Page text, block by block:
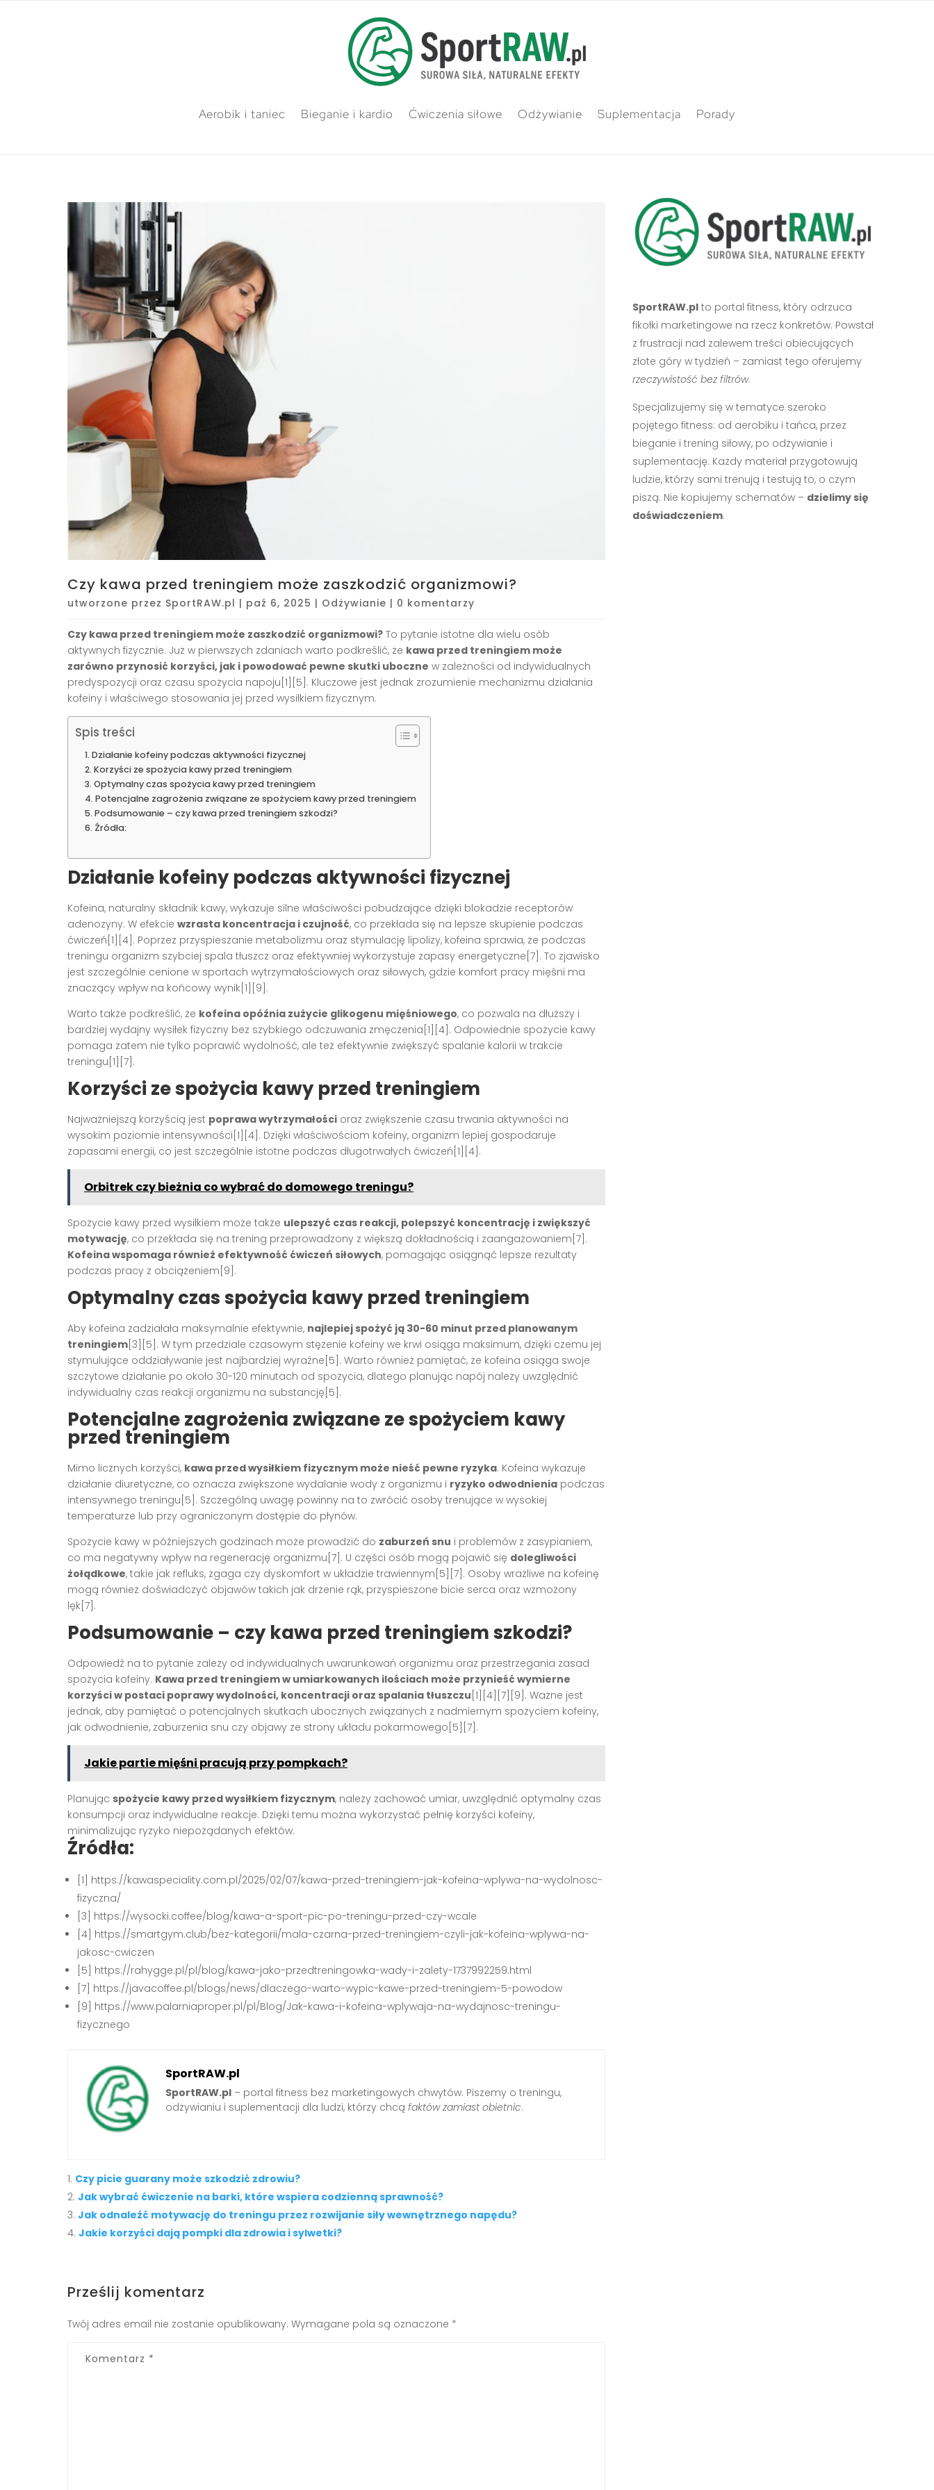
Aerobik i taniec Bieganie i kardio Ćwiczenia siłowe Odżywianie Suplementacja Porady
Czy kawa przed treningiem może zaszkodzić organizmowi?
utworzone przez SportRAW.pl | paź 6, 2025 | Odżywianie | 0 komentarzy
Czy kawa przed treningiem może zaszkodzić organizmowi? To pytanie istotne dla wielu osób
aktywnych fizycznie. Już w pierwszych zdaniach warto podkreślić, że kawa przed treningiem może
zarówno przynosić korzyści, jak i powodować pewne skutki uboczne w zależności od indywidualnych
predyspozycji oraz czasu spożycia napoju[1][5]. Kluczowe jest jednak zrozumienie mechanizmu działania
kofeiny i właściwego stosowania jej przed wysiłkiem fizycznym.
Spis treści
Działanie kofeiny podczas aktywności fizycznej
Korzyści ze spożycia kawy przed treningiem
Optymalny czas spożycia kawy przed treningiem
Potencjalne zagrożenia związane ze spożyciem kawy przed treningiem
Podsumowanie – czy kawa przed treningiem szkodzi?
Źródła:
Działanie kofeiny podczas aktywności fizycznej
Kofeina, naturalny składnik kawy, wykazuje silne właściwości pobudzające dzięki blokadzie receptorów
adenozyny. W efekcie wzrasta koncentracja i czujność, co przekłada się na lepsze skupienie podczas
ćwiczeń[1][4]. Poprzez przyspieszanie metabolizmu oraz stymulację lipolizy, kofeina sprawia, że podczas
treningu organizm szybciej spala tłuszcz oraz efektywniej wykorzystuje zapasy energetyczne[7]. To zjawisko
jest szczególnie cenione w sportach wytrzymałościowych oraz siłowych, gdzie komfort pracy mięśni ma
znaczący wpływ na końcowy wynik[1][9].
Warto także podkreślić, że kofeina opóźnia zużycie glikogenu mięśniowego, co pozwala na dłuższy i
bardziej wydajny wysiłek fizyczny bez szybkiego odczuwania zmęczenia[1][4]. Odpowiednie spożycie kawy
pomaga zatem nie tylko poprawić wydolność, ale też efektywnie zwiększyć spalanie kalorii w trakcie
treningu[1][7].
Korzyści ze spożycia kawy przed treningiem
Najważniejszą korzyścią jest poprawa wytrzymałości oraz zwiększenie czasu trwania aktywności na
wysokim poziomie intensywności[1][4]. Dzięki właściwościom kofeiny, organizm lepiej gospodaruje
zapasami energii, co jest szczególnie istotne podczas długotrwałych ćwiczeń[1][4].
Orbitrek czy bieżnia co wybrać do domowego treningu?
Spożycie kawy przed wysiłkiem może także ulepszyć czas reakcji, polepszyć koncentrację i zwiększyć
motywację, co przekłada się na trening przeprowadzony z większą dokładnością i zaangażowaniem[7].
Kofeina wspomaga również efektywność ćwiczeń siłowych, pomagając osiągnąć lepsze rezultaty
podczas pracy z obciążeniem[9].
Optymalny czas spożycia kawy przed treningiem
Aby kofeina zadziałała maksymalnie efektywnie, najlepiej spożyć ją 30-60 minut przed planowanym
treningiem [3][5]. W tym przedziale czasowym stężenie kofeiny we krwi osiąga maksimum, dzięki czemu jej
stymulujące oddziaływanie jest najbardziej wyraźne[5]. Warto również pamiętać, że kofeina osiąga swoje
szczytowe działanie po około 30-120 minutach od spożycia, dlatego planując napój należy uwzględnić
indywidualny czas reakcji organizmu na substancję[5].
Potencjalne zagrożenia związane ze spożyciem kawy
przed treningiem
Mimo licznych korzyści, kawa przed wysiłkiem fizycznym może nieść pewne ryzyka. Kofeina wykazuje
działanie diuretyczne, co oznacza zwiększone wydalanie wody z organizmu i ryzyko odwodnienia podczas
intensywnego treningu[5]. Szczególną uwagę powinny na to zwrócić osoby trenujące w wysokiej
temperaturze lub przy ograniczonym dostępie do płynów.
Spożycie kawy w późniejszych godzinach może prowadzić do zaburzeń snu i problemów z zasypianiem,
co ma negatywny wpływ na regenerację organizmu[7]. U części osób mogą pojawić się dolegliwości
żołądkowe, takie jak refluks, zgaga czy dyskomfort w układzie trawiennym[5][7]. Osoby wrażliwe na kofeinę
mogą również doświadczyć objawów takich jak drżenie rąk, przyspieszone bicie serca oraz wzmożony
lęk[7].
Podsumowanie – czy kawa przed treningiem szkodzi?
Odpowiedź na to pytanie zależy od indywidualnych uwarunkowań organizmu oraz przestrzegania zasad
spożycia kofeiny. Kawa przed treningiem w umiarkowanych ilościach może przynieść wymierne
korzyści w postaci poprawy wydolności, koncentracji oraz spalania tłuszczu [1][4][7][9]. Ważne jest
jednak, aby pamiętać o potencjalnych skutkach ubocznych związanych z nadmiernym spożyciem kofeiny,
jak odwodnienie, zaburzenia snu czy objawy ze strony układu pokarmowego[5][7].
Jakie partie mięśni pracują przy pompkach?
Planując spożycie kawy przed wysiłkiem fizycznym, należy zachować umiar, uwzględnić optymalny czas
konsumpcji oraz indywidualne reakcje. Dzięki temu można wykorzystać pełnię korzyści kofeiny,
minimalizując ryzyko niepożądanych efektów.
Źródła:
[1] https://kawaspeciality.com.pl/2025/02/07/kawa-przed-treningiem-jak-kofeina-wplywa-na-wydolnosc-
fizyczna/
[3] https://wysocki.coffee/blog/kawa-a-sport-pic-po-treningu-przed-czy-wcale
[4] https://smartgym.club/bez-kategorii/mala-czarna-przed-treningiem-czyli-jak-kofeina-wplywa-na-
jakosc-cwiczen
[5] https://rahygge.pl/pl/blog/kawa-jako-przedtreningowka-wady-i-zalety-1737992259.html
[7] https://javacoffee.pl/blogs/news/dlaczego-warto-wypic-kawe-przed-treningiem-5-powodow
[9] https://www.palarniaproper.pl/pl/Blog/Jak-kawa-i-kofeina-wplywaja-na-wydajnosc-treningu-
fizycznego
SportRAW.pl
SportRAW.pl – portal fitness bez marketingowych chwytów. Piszemy o treningu,
odżywianiu i suplementacji dla ludzi, którzy chcą faktów zamiast obietnic.
Czy picie guarany może szkodzić zdrowiu?
Jak wybrać ćwiczenie na barki, które wspiera codzienną sprawność?
Jak odnaleźć motywację do treningu przez rozwijanie siły wewnętrznego napędu?
Jakie korzyści dają pompki dla zdrowia i sylwetki?
Prześlij komentarz
Twój adres email nie zostanie opublikowany. Wymagane pola są oznaczone *
SportRAW.plto portal fitness, który odrzuca
fikołki marketingowe na rzecz konkretów. Powstał
z frustracji nad zalewem treści obiecujących
złote góry w tydzień – zamiast tego oferujemy
rzeczywistość bez filtrów.
Specjalizujemy się w tematyce szeroko
pojętego fitness: od aerobiku i tańca, przez
bieganie i trening siłowy, po odżywianie i
suplementację. Każdy materiał przygotowują
ludzie, którzy sami trenują i testują to, o czym
piszą. Nie kopiujemy schematów – dzielimy się
doświadczeniem.